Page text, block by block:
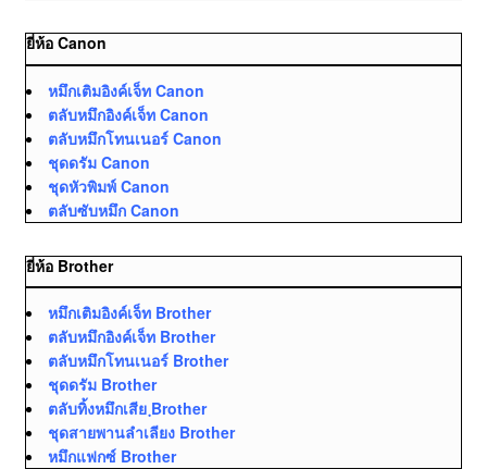
ยี่ห้อ Canon
หมึกเติมอิงค์เจ็ท Canon
ตลับหมึกอิงค์เจ็ท Canon
ตลับหมึกโทนเนอร์ Canon
ชุดดรัม Canon
ชุดหัวพิมพ์ Canon
ตลับซับหมึก Canon
ยี่ห้อ Brother
หมึกเติมอิงค์เจ็ท Brother
ตลับหมึกอิงค์เจ็ท Brother
ตลับหมึกโทนเนอร์ Brother
ชุดดรัม Brother
ตลับทิ้งหมึกเสีย ฺBrother
ชุดสายพานลำเลียง Brother
หมึกแฟกซ์ Brother